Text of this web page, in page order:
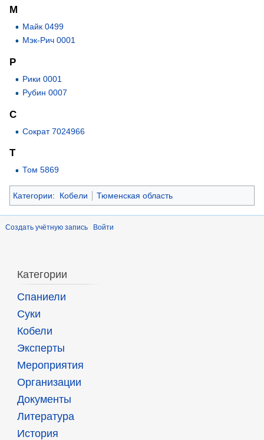
М
Майк 0499
Мэк-Рич 0001
Р
Рики 0001
Рубин 0007
С
Сократ 7024966
Т
Том 5869
Категории: Кобели Тюменская область
Создать учётную запись Войти
Категории
Спаниели
Суки
Кобели
Эксперты
Мероприятия
Организации
Документы
Литература
История